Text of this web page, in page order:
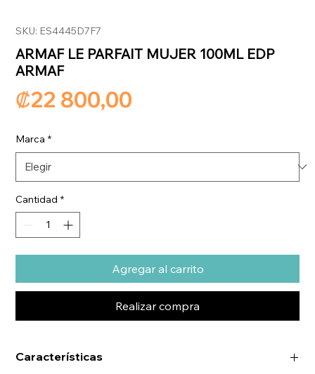
SKU: ES4445D7F7
ARMAF LE PARFAIT MUJER 100ML EDP
ARMAF
₡22 800,00
Marca *
Cantidad *
Agregar al carrito
Realizar compra
Características